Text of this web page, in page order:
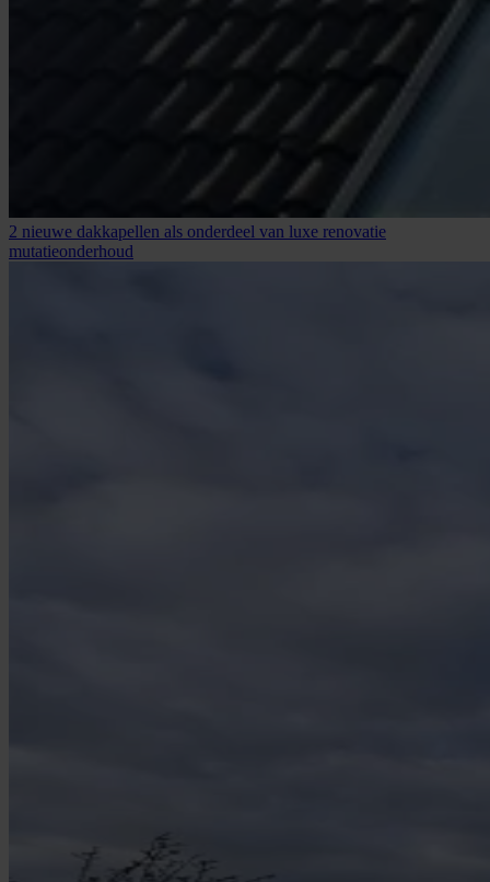
2 nieuwe dakkapellen als onderdeel van luxe renovatie
mutatieonderhoud